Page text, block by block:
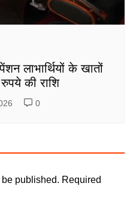
लाभार्थियों के खातों
की राशि
0
published. Required